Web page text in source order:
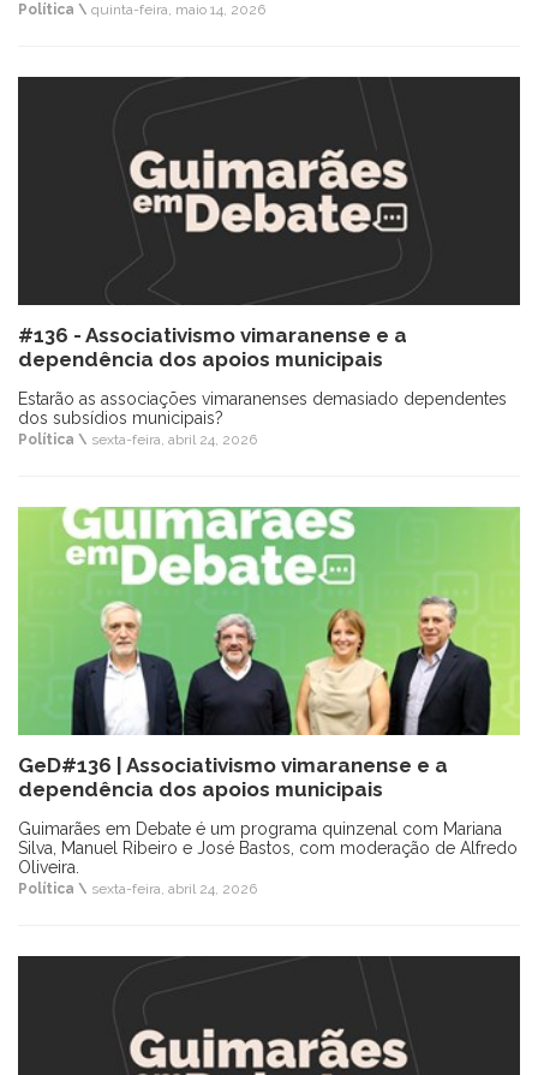
Política \ quinta-feira, maio 14, 2026
#136 - Associativismo vimaranense e a
dependência dos apoios municipais
Estarão as associações vimaranenses demasiado dependentes
dos subsídios municipais?
Política \ sexta-feira, abril 24, 2026
GeD#136 | Associativismo vimaranense e a
dependência dos apoios municipais
Guimarães em Debate é um programa quinzenal com Mariana
Silva, Manuel Ribeiro e José Bastos, com moderação de Alfredo
Oliveira.
Política \ sexta-feira, abril 24, 2026